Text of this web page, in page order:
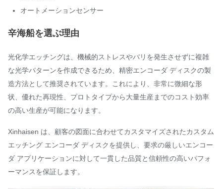
オートメーションセンサー
辛海船を選ぶ理由
光化学エッチングは、機械的ストレスやバリを発生させずに複雑
な光学パターンを作成できるため、精密エンコーダ ディスクの製
造方法として推奨されています。これにより、非常に微細な形
状、優れた再現性、プロトタイプから大量生産までのコスト効率
の高い生産が可能になります。
Xinhaisen は、顧客の図面に合わせてカスタマイズされたカスタム
エッチング エンコーダ ディスクを提供し、要求の厳しいエンコー
ダ アプリケーションに対して一貫した品質と信頼性の高いパフォ
ーマンスを保証します。